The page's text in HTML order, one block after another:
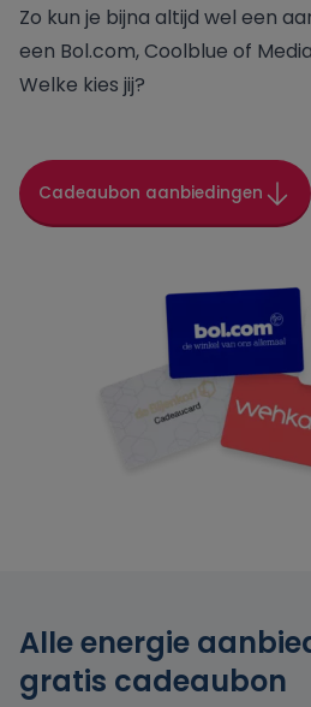
Frank Energie
Greenchoice
Tibber
Zo kun je bijna altijd wel een
een Bol.com, Coolblue of
Welke kies jij?
Cadeaubon aanbiedingen
Alle energie
gratis cadeaubon